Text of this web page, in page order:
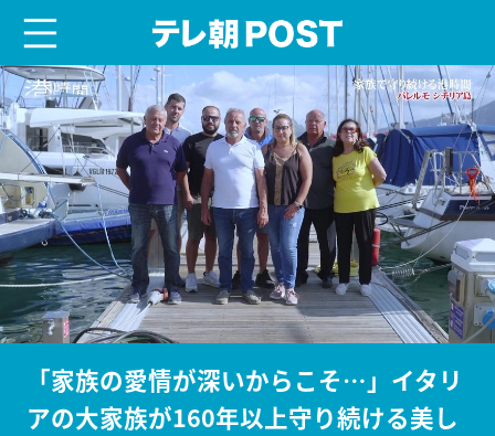
「家族の愛情が深いからこそ…」イタリ
アの大家族が160年以上守り続ける美し